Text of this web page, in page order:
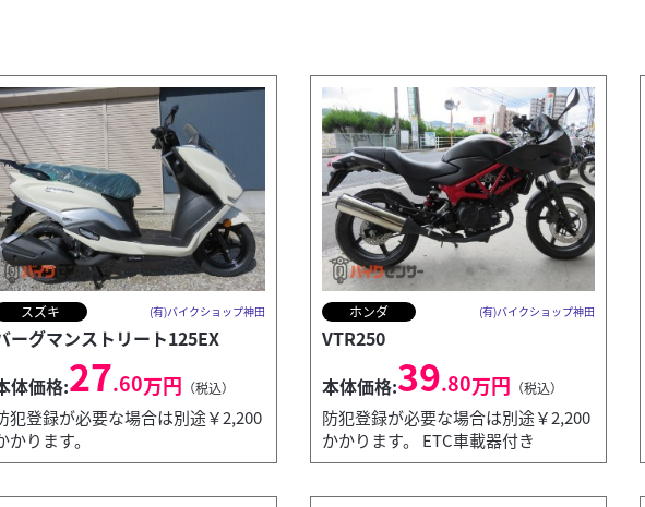
スズキ (有)バイクショップ神田
ーグマンストリート125EX
体価格:27.60万円 （税込）
犯登録が必要な場合は別途￥2,200
かります。
ホンダ (有)バイクショップ神田
VTR250
本体価格:39.80万円 （税込）
防犯登録が必要な場合は別途￥2,200
かかります。 ETC車載器付き